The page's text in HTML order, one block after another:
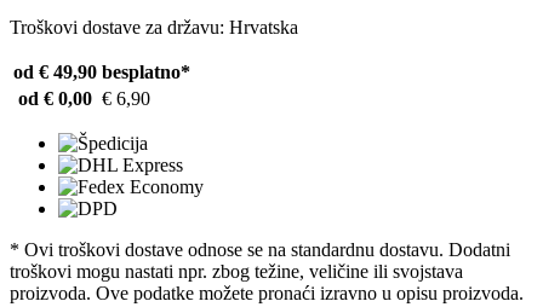
Troškovi dostave za državu: Hrvatska
od € 49,90 besplatno*
od € 0,00 € 6,90
* Ovi troškovi dostave odnose se na standardnu ​​dostavu. Dodatni
troškovi mogu nastati npr. zbog težine, veličine ili svojstava
proizvoda. Ove podatke možete pronaći izravno u opisu proizvoda.